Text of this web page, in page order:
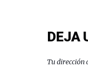
DEJA
Tu dirección